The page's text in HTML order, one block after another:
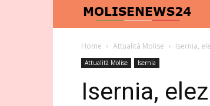
Home Attualità Molise Isernia,
Attualità Molise Isernia
Isernia,